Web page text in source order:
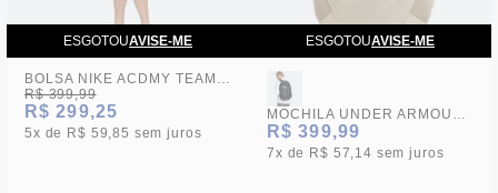
ESGOTOUAVISE-ME
BOLSA NIKE ACDMY TEAM M DUFF AZUL MARINHO
R$ 399,99
R$ 299,25
5x R$ 59,85 sem juros
ESGOTOUAVISE-ME
MOCHILA UNDER ARMOUR HUST 6.0 BACKP 4
R$ 399,99
7x R$ 57,14 sem juros